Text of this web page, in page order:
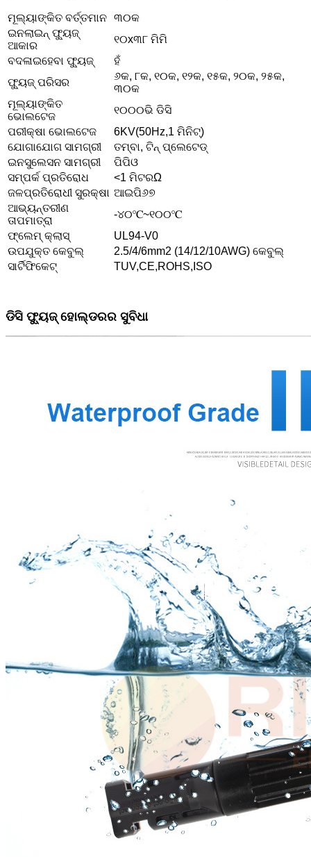
ମୂଲ୍ୟାଙ୍କିତ ବର୍ତ୍ତମାନ ୩୦କ
ଇନଲାଇନ୍ ଫ୍ୟୁଜ୍
ଆକାର
୧୦x୩୮ ମିମି
ବଦଳାଇହେବା ଫ୍ୟୁଜ୍
ହଁ
ଫ୍ୟୁଜ୍ ପରିସର
୬କ, ୮କ, ୧୦କ, ୧୨କ, ୧୫କ, ୨୦କ, ୨୫କ,
୩୦କ
ମୂଲ୍ୟାଙ୍କିତ
ଭୋଲଟେଜ
୧୦୦୦ଭି ଡିସି
ପରୀକ୍ଷା ଭୋଲଟେଜ
6KV(50Hz,1 ମିନିଟ୍)
ଯୋଗାଯୋଗ ସାମଗ୍ରୀ
ତମ୍ବା, ଟିନ୍ ପ୍ଲେଟେଡ୍
ଇନସୁଲେସନ ସାମଗ୍ରୀ
ପିପିଓ
ସମ୍ପର୍କ ପ୍ରତିରୋଧ
<1 ମିଟରΩ
ଜଳପ୍ରତିରୋଧୀ ସୁରକ୍ଷା ଆଇପି୬୭
ଆଭ୍ୟନ୍ତରୀଣ
ତାପମାତ୍ରା
-୪୦℃~୧୦୦℃
ଫ୍ଲେମ୍ କ୍ଲାସ୍
UL94-V0
ଉପଯୁକ୍ତ କେବୁଲ୍
2.5/4/6mm2 (14/12/10AWG) କେବୁଲ୍
ସାର୍ଟିଫିକେଟ୍
TUV,CE,ROHS,ISO
ଡିସି ଫ୍ୟୁଜ୍ ହୋଲ୍ଡରର ସୁବିଧା